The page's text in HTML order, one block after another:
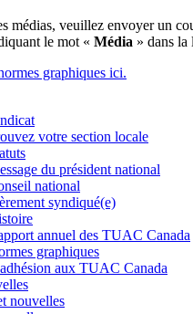
médias, veuillez envoyer un
le mot « Média » dans la
graphiques ici.
votre section locale
du président national
national
syndiqué(e)
annuel des TUAC Canada
graphiques
aux TUAC Canada
nouvelles